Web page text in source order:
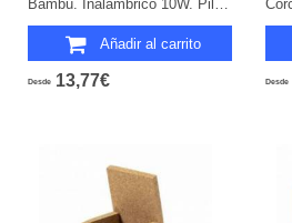
Bambú. Inalámbrico 10W. Pila Botón Incluida.
Añadir al carrito
Desde 13,77€ Desde